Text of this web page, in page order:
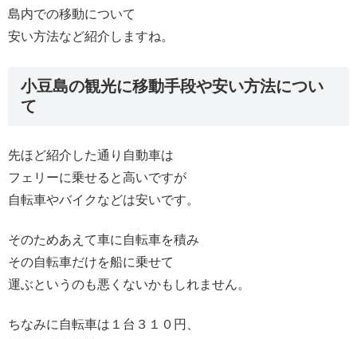
島内での移動について
安い方法など紹介しますね。
小豆島の観光に移動手段や安い方法につい
て
先ほど紹介した通り自動車は
フェリーに乗せると高いですが
自転車やバイクなどは安いです。
そのためあえて車に自転車を積み
その自転車だけを船に乗せて
運ぶというのも悪くないかもしれません。
ちなみに自転車は１台３１０円、